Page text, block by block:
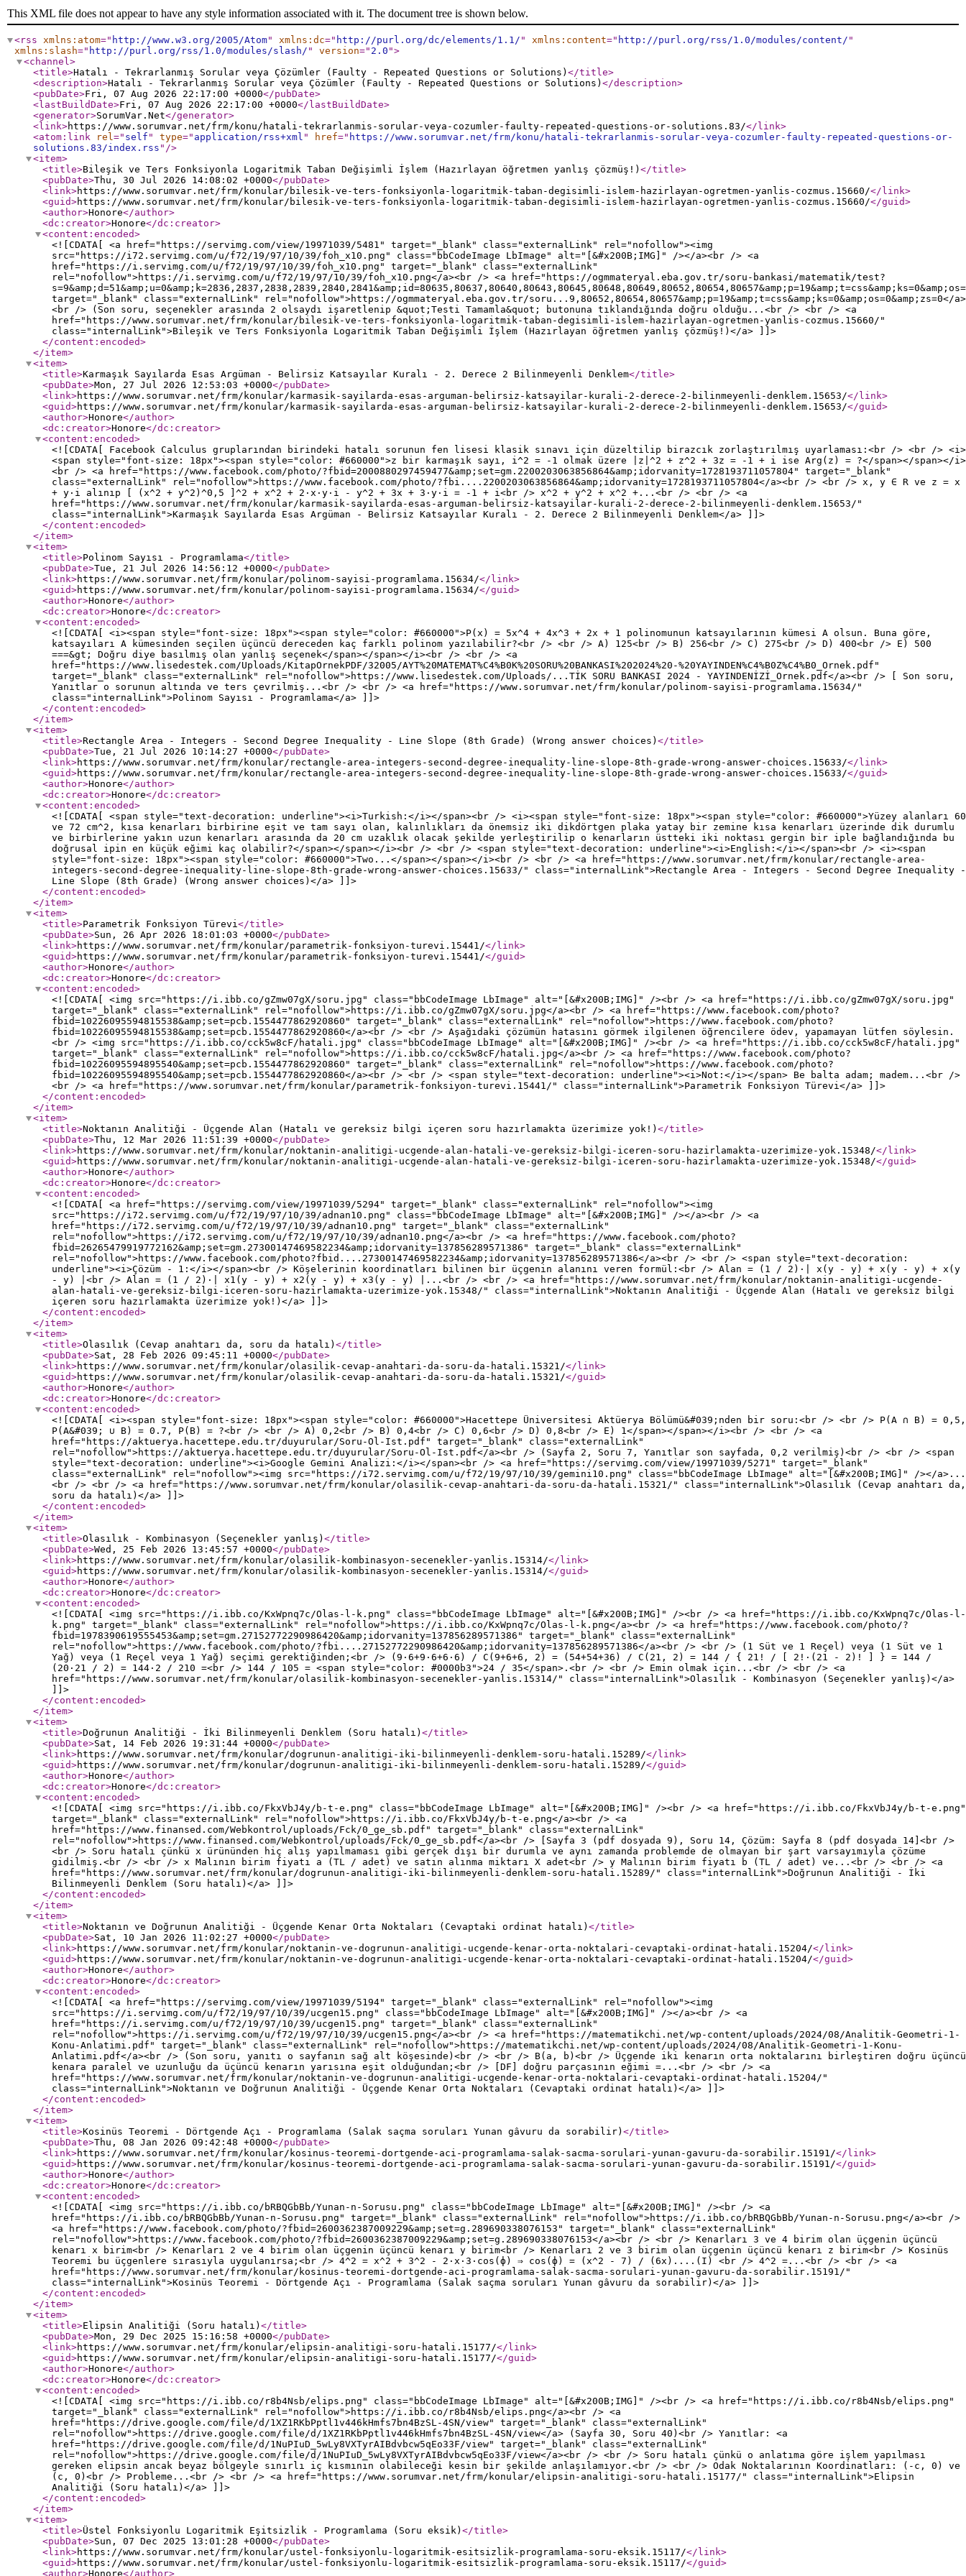
This XML file does not appear to have any style information associated with it. The document tree is shown below.
<rss xmlns:atom=" http://www.w3.org/2005/Atom" xmlns:dc=" http://purl.org/dc/elements/1.1/ " xmlns:content=" http://purl.org/rss/1.0/modules/content/ "
xmlns:slash=" http://purl.org/rss/1.0/modules/slash/ " version=" 2.0 ">
<channel>
<title>Hatalı - Tekrarlanmış Sorular veya Çözümler (Faulty - Repeated Questions or Solutions) </title>
<description>Hatalı - Tekrarlanmış Sorular veya Çözümler (Faulty - Repeated Questions or Solutions) </description>
<pubDate>Fri, 07 Aug 2026 22:17:00 +0000</pubDate>
<lastBuildDate>Fri, 07 Aug 2026 22:17:00 +0000</lastBuildDate>
<generator>SorumVar.Net</generator>
<link>https://www.sorumvar.net/frm/konu/hatali-tekrarlanmis-sorular-veya-cozumler-faulty-repeated-questions-or-solutions.83/</link>
<atom:link
rel=" self " type=" application/rss+xml " href=" https://www.sorumvar.net/frm/konu/hatali-tekrarlanmis-sorular-veya-cozumler-faulty-repeated-questions-or-
solutions.83/index.rss " />
<item>
<title>Bileşik ve Ters Fonksiyonla Logaritmik Taban Değişimli İşlem (Hazırlayan öğretmen yanlış çözmüş!) </title>
<pubDate>Thu, 30 Jul 2026 14:08:02 +0000</pubDate>
<link>https://www.sorumvar.net/frm/konular/bilesik-ve-ters-fonksiyonla-logaritmik-taban-degisimli-islem-hazirlayan-ogretmen-yanlis-cozmus.15660/</link>
<guid>https://www.sorumvar.net/frm/konular/bilesik-ve-ters-fonksiyonla-logaritmik-taban-degisimli-islem-hazirlayan-ogretmen-yanlis-cozmus.15660/</guid>
<author>Honore</author>
<dc:creator>Honore</dc:creator>
<content:encoded>
<![CDATA[ <a href="https://servimg.com/view/19971039/5481" target="_blank" class="externalLink" rel="nofollow"><img
src="https://i72.servimg.com/u/f72/19/97/10/39/foh_x10.png" class="bbCodeImage LbImage" alt="[&#x200B;IMG]" /></a><br /> <a
href="https://i.servimg.com/u/f72/19/97/10/39/foh_x10.png" target="_blank" class="externalLink"
rel="nofollow">https://i.servimg.com/u/f72/19/97/10/39/foh_x10.png</a><br /> <a href="https://ogmmateryal.eba.gov.tr/soru-bankasi/matematik/test?
target="_blank" class="externalLink" rel="nofollow">https://ogmmateryal.eba.gov.tr/soru...9,80652,80654,80657&amp;p=19&amp;t=css&amp;ks=0&amp;os=0&amp;zs=0</a>
<br /> (Son soru, seçenekler arasında 2 olsaydı işaretlenip &quot;Testi Tamamla&quot; butonuna tıklandığında doğru olduğu...<br /> <br /> <a
href="https://www.sorumvar.net/frm/konular/bilesik-ve-ters-fonksiyonla-logaritmik-taban-degisimli-islem-hazirlayan-ogretmen-yanlis-cozmus.15660/"
class="internalLink">Bileşik ve Ters Fonksiyonla Logaritmik Taban Değişimli İşlem (Hazırlayan öğretmen yanlış çözmüş!)</a> ]]>
</content:encoded>
</item>
<item>
<title>Karmaşık Sayılarda Esas Argüman - Belirsiz Katsayılar Kuralı - 2. Derece 2 Bilinmeyenli Denklem</title>
<pubDate>Mon, 27 Jul 2026 12:53:03 +0000</pubDate>
<link>https://www.sorumvar.net/frm/konular/karmasik-sayilarda-esas-arguman-belirsiz-katsayilar-kurali-2-derece-2-bilinmeyenli-denklem.15653/</link>
<guid>https://www.sorumvar.net/frm/konular/karmasik-sayilarda-esas-arguman-belirsiz-katsayilar-kurali-2-derece-2-bilinmeyenli-denklem.15653/</guid>
<author>Honore</author>
<dc:creator>Honore</dc:creator>
<content:encoded>
<![CDATA[ Facebook Calculus gruplarından birindeki hatalı sorunun fen lisesi klasik sınavı için düzeltilip birazcık zorlaştırılmış uyarlaması:<br /> <br /> <i>
<span style="font-size: 18px"><span style="color: #660000">z bir karmaşık sayı, i^2 = -1 olmak üzere |z|^2 + z^2 + 3z = -1 + i ise Arg(z) = ?</span></span></i>
<br /> <a href="https://www.facebook.com/photo/?fbid=2000880297459477&amp;set=gm.2200203063856864&amp;idorvanity=1728193711057804" target="_blank"
class="externalLink" rel="nofollow">https://www.facebook.com/photo/?fbi....2200203063856864&amp;idorvanity=1728193711057804</a><br /> <br /> x, y ∈ R ve z = x
+ y·i alınıp [ (x^2 + y^2)^0,5 ]^2 + x^2 + 2·x·y·i - y^2 + 3x + 3·y·i = -1 + i<br /> x^2 + y^2 + x^2 +...<br /> <br /> <a
href="https://www.sorumvar.net/frm/konular/karmasik-sayilarda-esas-arguman-belirsiz-katsayilar-kurali-2-derece-2-bilinmeyenli-denklem.15653/"
class="internalLink">Karmaşık Sayılarda Esas Argüman - Belirsiz Katsayılar Kuralı - 2. Derece 2 Bilinmeyenli Denklem</a> ]]>
</content:encoded>
</item>
<item>
<title>Polinom Sayısı - Programlama</title>
<pubDate>Tue, 21 Jul 2026 14:56:12 +0000</pubDate>
<link>https://www.sorumvar.net/frm/konular/polinom-sayisi-programlama.15634/</link>
<guid>https://www.sorumvar.net/frm/konular/polinom-sayisi-programlama.15634/</guid>
<author>Honore</author>
<dc:creator>Honore</dc:creator>
<content:encoded>
<![CDATA[ <i><span style="font-size: 18px"><span style="color: #660000">P(x) = 5x^4 + 4x^3 + 2x + 1 polinomunun katsayılarının kümesi A olsun. Buna göre,
katsayıları A kümesinden seçilen üçüncü dereceden kaç farklı polinom yazılabilir?<br /> <br /> A) 125<br /> B) 256<br /> C) 275<br /> D) 400<br /> E) 500
===&gt; Doğru diye basılmış olan yanlış seçenek</span></span></i><br /> <br /> <a
href="https://www.lisedestek.com/Uploads/KitapOrnekPDF/32005/AYT%20MATEMAT%C4%B0K%20SORU%20BANKASI%202024%20-%20YAYINDEN%C4%B0Z%C4%B0_Ornek.pdf"
target="_blank" class="externalLink" rel="nofollow">https://www.lisedestek.com/Uploads/...TİK SORU BANKASI 2024 - YAYINDENİZİ_Ornek.pdf</a><br /> [ Son soru,
Yanıtlar o sorunun altında ve ters çevrilmiş...<br /> <br /> <a href="https://www.sorumvar.net/frm/konular/polinom-sayisi-programlama.15634/"
class="internalLink">Polinom Sayısı - Programlama</a> ]]>
</content:encoded>
</item>
<item>
<title>Rectangle Area - Integers - Second Degree Inequality - Line Slope (8th Grade) (Wrong answer choices) </title>
<pubDate>Tue, 21 Jul 2026 10:14:27 +0000</pubDate>
<link>https://www.sorumvar.net/frm/konular/rectangle-area-integers-second-degree-inequality-line-slope-8th-grade-wrong-answer-choices.15633/</link>
<guid>https://www.sorumvar.net/frm/konular/rectangle-area-integers-second-degree-inequality-line-slope-8th-grade-wrong-answer-choices.15633/</guid>
<author>Honore</author>
<dc:creator>Honore</dc:creator>
<content:encoded>
<![CDATA[ <span style="text-decoration: underline"><i>Turkish:</i></span><br /> <i><span style="font-size: 18px"><span style="color: #660000">Yüzey alanları 60
ve 72 cm^2, kısa kenarları birbirine eşit ve tam sayı olan, kalınlıkları da önemsiz iki dikdörtgen plaka yatay bir zemine kısa kenarları üzerinde dik durumlu
ve birbirlerine yakın uzun kenarları arasında da 20 cm uzaklık olacak şekilde yerleştirilip o kenarların üstteki iki noktası gergin bir iple bağlandığında bu
doğrusal ipin en küçük eğimi kaç olabilir?</span></span></i><br /> <br /> <span style="text-decoration: underline"><i>English:</i></span><br /> <i><span
style="font-size: 18px"><span style="color: #660000">Two...</span></span></i><br /> <br /> <a href="https://www.sorumvar.net/frm/konular/rectangle-area-
integers-second-degree-inequality-line-slope-8th-grade-wrong-answer-choices.15633/" class="internalLink">Rectangle Area - Integers - Second Degree Inequality -
Line Slope (8th Grade) (Wrong answer choices)</a> ]]>
</content:encoded>
</item>
<item>
<title>Parametrik Fonksiyon Türevi</title>
<pubDate>Sun, 26 Apr 2026 18:01:03 +0000</pubDate>
<link>https://www.sorumvar.net/frm/konular/parametrik-fonksiyon-turevi.15441/</link>
<guid>https://www.sorumvar.net/frm/konular/parametrik-fonksiyon-turevi.15441/</guid>
<author>Honore</author>
<dc:creator>Honore</dc:creator>
<content:encoded>
<![CDATA[ <img src="https://i.ibb.co/gZmw07gX/soru.jpg" class="bbCodeImage LbImage" alt="[&#x200B;IMG]" /><br /> <a href="https://i.ibb.co/gZmw07gX/soru.jpg"
target="_blank" class="externalLink" rel="nofollow">https://i.ibb.co/gZmw07gX/soru.jpg</a><br /> <a href="https://www.facebook.com/photo?
fbid=10226095594815538&amp;set=pcb.1554477862920860" target="_blank" class="externalLink" rel="nofollow">https://www.facebook.com/photo?
fbid=10226095594815538&amp;set=pcb.1554477862920860</a><br /> <br /> Aşağıdaki çözümün hatasını görmek ilgilenen öğrencilere ödev, yapamayan lütfen söylesin.
<br /> <img src="https://i.ibb.co/cck5w8cF/hatali.jpg" class="bbCodeImage LbImage" alt="[&#x200B;IMG]" /><br /> <a href="https://i.ibb.co/cck5w8cF/hatali.jpg"
target="_blank" class="externalLink" rel="nofollow">https://i.ibb.co/cck5w8cF/hatali.jpg</a><br /> <a href="https://www.facebook.com/photo?
fbid=10226095594895540&amp;set=pcb.1554477862920860" target="_blank" class="externalLink" rel="nofollow">https://www.facebook.com/photo?
fbid=10226095594895540&amp;set=pcb.1554477862920860</a><br /> <br /> <span style="text-decoration: underline"><i>Not:</i></span> Be balta adam; madem...<br />
<br /> <a href="https://www.sorumvar.net/frm/konular/parametrik-fonksiyon-turevi.15441/" class="internalLink">Parametrik Fonksiyon Türevi</a> ]]>
</content:encoded>
</item>
<item>
<title>Noktanın Analitiği - Üçgende Alan (Hatalı ve gereksiz bilgi içeren soru hazırlamakta üzerimize yok!) </title>
<pubDate>Thu, 12 Mar 2026 11:51:39 +0000</pubDate>
<link>https://www.sorumvar.net/frm/konular/noktanin-analitigi-ucgende-alan-hatali-ve-gereksiz-bilgi-iceren-soru-hazirlamakta-uzerimize-yok.15348/</link>
<guid>https://www.sorumvar.net/frm/konular/noktanin-analitigi-ucgende-alan-hatali-ve-gereksiz-bilgi-iceren-soru-hazirlamakta-uzerimize-yok.15348/</guid>
<author>Honore</author>
<dc:creator>Honore</dc:creator>
<content:encoded>
<![CDATA[ <a href="https://servimg.com/view/19971039/5294" target="_blank" class="externalLink" rel="nofollow"><img
src="https://i72.servimg.com/u/f72/19/97/10/39/adnan10.png" class="bbCodeImage LbImage" alt="[&#x200B;IMG]" /></a><br /> <a
href="https://i72.servimg.com/u/f72/19/97/10/39/adnan10.png" target="_blank" class="externalLink"
rel="nofollow">https://i72.servimg.com/u/f72/19/97/10/39/adnan10.png</a><br /> <a href="https://www.facebook.com/photo?
fbid=26265479919772162&amp;set=gm.27300147469582234&amp;idorvanity=137856289571386" target="_blank" class="externalLink"
rel="nofollow">https://www.facebook.com/photo?fbid....27300147469582234&amp;idorvanity=137856289571386</a><br /> <br /> <span style="text-decoration:
underline"><i>Çözüm - 1:</i></span><br /> Köşelerinin koordinatları bilinen bir üçgenin alanını veren formül:<br /> Alan = (1 / 2)·| x(y - y) + x(y - y) + x(y
- y) |<br /> Alan = (1 / 2)·| x1(y - y) + x2(y - y) + x3(y - y) |...<br /> <br /> <a href="https://www.sorumvar.net/frm/konular/noktanin-analitigi-ucgende-
alan-hatali-ve-gereksiz-bilgi-iceren-soru-hazirlamakta-uzerimize-yok.15348/" class="internalLink">Noktanın Analitiği - Üçgende Alan (Hatalı ve gereksiz bilgi
içeren soru hazırlamakta üzerimize yok!)</a> ]]>
</content:encoded>
</item>
<item>
<title>Olasılık (Cevap anahtarı da, soru da hatalı) </title>
<pubDate>Sat, 28 Feb 2026 09:45:11 +0000</pubDate>
<link>https://www.sorumvar.net/frm/konular/olasilik-cevap-anahtari-da-soru-da-hatali.15321/</link>
<guid>https://www.sorumvar.net/frm/konular/olasilik-cevap-anahtari-da-soru-da-hatali.15321/</guid>
<author>Honore</author>
<dc:creator>Honore</dc:creator>
<content:encoded>
<![CDATA[ <i><span style="font-size: 18px"><span style="color: #660000">Hacettepe Üniversitesi Aktüerya Bölümü&#039;nden bir soru:<br /> <br /> P(A ∩ B) = 0,5,
P(A&#039; ∪ B) = 0.7, P(B) = ?<br /> <br /> A) 0,2<br /> B) 0,4<br /> C) 0,6<br /> D) 0,8<br /> E) 1</span></span></i><br /> <br /> <a
href="https://aktuerya.hacettepe.edu.tr/duyurular/Soru-Ol-Ist.pdf" target="_blank" class="externalLink"
rel="nofollow">https://aktuerya.hacettepe.edu.tr/duyurular/Soru-Ol-Ist.pdf</a><br /> (Sayfa 2, Soru 7, Yanıtlar son sayfada, 0,2 verilmiş)<br /> <br /> <span
style="text-decoration: underline"><i>Google Gemini Analizi:</i></span><br /> <a href="https://servimg.com/view/19971039/5271" target="_blank"
class="externalLink" rel="nofollow"><img src="https://i72.servimg.com/u/f72/19/97/10/39/gemini10.png" class="bbCodeImage LbImage" alt="[&#x200B;IMG]" /></a>...
<br /> <br /> <a href="https://www.sorumvar.net/frm/konular/olasilik-cevap-anahtari-da-soru-da-hatali.15321/" class="internalLink">Olasılık (Cevap anahtarı da,
soru da hatalı)</a> ]]>
</content:encoded>
</item>
<item>
<title>Olasılık - Kombinasyon (Seçenekler yanlış) </title>
<pubDate>Wed, 25 Feb 2026 13:45:57 +0000</pubDate>
<link>https://www.sorumvar.net/frm/konular/olasilik-kombinasyon-secenekler-yanlis.15314/</link>
<guid>https://www.sorumvar.net/frm/konular/olasilik-kombinasyon-secenekler-yanlis.15314/</guid>
<author>Honore</author>
<dc:creator>Honore</dc:creator>
<content:encoded>
<![CDATA[ <img src="https://i.ibb.co/KxWpnq7c/Olas-l-k.png" class="bbCodeImage LbImage" alt="[&#x200B;IMG]" /><br /> <a href="https://i.ibb.co/KxWpnq7c/Olas-l-
k.png" target="_blank" class="externalLink" rel="nofollow">https://i.ibb.co/KxWpnq7c/Olas-l-k.png</a><br /> <a href="https://www.facebook.com/photo/?
fbid=1978390619555453&amp;set=gm.27152772290986420&amp;idorvanity=137856289571386" target="_blank" class="externalLink"
rel="nofollow">https://www.facebook.com/photo/?fbi....27152772290986420&amp;idorvanity=137856289571386</a><br /> <br /> (1 Süt ve 1 Reçel) veya (1 Süt ve 1
Yağ) veya (1 Reçel veya 1 Yağ) seçimi gerektiğinden;<br /> (9·6+9·6+6·6) / C(9+6+6, 2) = (54+54+36) / C(21, 2) = 144 / { 21! / [ 2!·(21 - 2)! ] } = 144 /
(20·21 / 2) = 144·2 / 210 =<br /> 144 / 105 = <span style="color: #0000b3">24 / 35</span>.<br /> <br /> Emin olmak için...<br /> <br /> <a
href="https://www.sorumvar.net/frm/konular/olasilik-kombinasyon-secenekler-yanlis.15314/" class="internalLink">Olasılık - Kombinasyon (Seçenekler yanlış)</a>
]]>
</content:encoded>
</item>
<item>
<title>Doğrunun Analitiği - İki Bilinmeyenli Denklem (Soru hatalı) </title>
<pubDate>Sat, 14 Feb 2026 19:31:44 +0000</pubDate>
<link>https://www.sorumvar.net/frm/konular/dogrunun-analitigi-iki-bilinmeyenli-denklem-soru-hatali.15289/</link>
<guid>https://www.sorumvar.net/frm/konular/dogrunun-analitigi-iki-bilinmeyenli-denklem-soru-hatali.15289/</guid>
<author>Honore</author>
<dc:creator>Honore</dc:creator>
<content:encoded>
<![CDATA[ <img src="https://i.ibb.co/FkxVbJ4y/b-t-e.png" class="bbCodeImage LbImage" alt="[&#x200B;IMG]" /><br /> <a href="https://i.ibb.co/FkxVbJ4y/b-t-e.png"
target="_blank" class="externalLink" rel="nofollow">https://i.ibb.co/FkxVbJ4y/b-t-e.png</a><br /> <a
href="https://www.finansed.com/Webkontrol/uploads/Fck/0_ge_sb.pdf" target="_blank" class="externalLink"
rel="nofollow">https://www.finansed.com/Webkontrol/uploads/Fck/0_ge_sb.pdf</a><br /> [Sayfa 3 (pdf dosyada 9), Soru 14, Çözüm: Sayfa 8 (pdf dosyada 14]<br />
<br /> Soru hatalı çünkü x ürününden hiç alış yapılmaması gibi gerçek dışı bir durumla ve aynı zamanda problemde de olmayan bir şart varsayımıyla çözüme
gidilmiş.<br /> <br /> x Malının birim fiyatı a (TL / adet) ve satın alınma miktarı X adet<br /> y Malının birim fiyatı b (TL / adet) ve...<br /> <br /> <a
href="https://www.sorumvar.net/frm/konular/dogrunun-analitigi-iki-bilinmeyenli-denklem-soru-hatali.15289/" class="internalLink">Doğrunun Analitiği - İki
Bilinmeyenli Denklem (Soru hatalı)</a> ]]>
</content:encoded>
</item>
<item>
<title>Noktanın ve Doğrunun Analitiği - Üçgende Kenar Orta Noktaları (Cevaptaki ordinat hatalı) </title>
<pubDate>Sat, 10 Jan 2026 11:02:27 +0000</pubDate>
<link>https://www.sorumvar.net/frm/konular/noktanin-ve-dogrunun-analitigi-ucgende-kenar-orta-noktalari-cevaptaki-ordinat-hatali.15204/</link>
<guid>https://www.sorumvar.net/frm/konular/noktanin-ve-dogrunun-analitigi-ucgende-kenar-orta-noktalari-cevaptaki-ordinat-hatali.15204/</guid>
<author>Honore</author>
<dc:creator>Honore</dc:creator>
<content:encoded>
<![CDATA[ <a href="https://servimg.com/view/19971039/5194" target="_blank" class="externalLink" rel="nofollow"><img
src="https://i.servimg.com/u/f72/19/97/10/39/ucgen15.png" class="bbCodeImage LbImage" alt="[&#x200B;IMG]" /></a><br /> <a
href="https://i.servimg.com/u/f72/19/97/10/39/ucgen15.png" target="_blank" class="externalLink"
rel="nofollow">https://i.servimg.com/u/f72/19/97/10/39/ucgen15.png</a><br /> <a href="https://matematikchi.net/wp-content/uploads/2024/08/Analitik-Geometri-1-
Konu-Anlatimi.pdf" target="_blank" class="externalLink" rel="nofollow">https://matematikchi.net/wp-content/uploads/2024/08/Analitik-Geometri-1-Konu-
Anlatimi.pdf</a><br /> (Son soru, yanıtı o sayfanın sağ alt köşesinde)<br /> <br /> B(a, b)<br /> Üçgende iki kenarın orta noktalarını birleştiren doğru üçüncü
kenara paralel ve uzunluğu da üçüncü kenarın yarısına eşit olduğundan;<br /> [DF] doğru parçasının eğimi =...<br /> <br /> <a
href="https://www.sorumvar.net/frm/konular/noktanin-ve-dogrunun-analitigi-ucgende-kenar-orta-noktalari-cevaptaki-ordinat-hatali.15204/"
class="internalLink">Noktanın ve Doğrunun Analitiği - Üçgende Kenar Orta Noktaları (Cevaptaki ordinat hatalı)</a> ]]>
</content:encoded>
</item>
<item>
<title>Kosinüs Teoremi - Dörtgende Açı - Programlama (Salak saçma soruları Yunan gâvuru da sorabilir) </title>
<pubDate>Thu, 08 Jan 2026 09:42:48 +0000</pubDate>
<link>https://www.sorumvar.net/frm/konular/kosinus-teoremi-dortgende-aci-programlama-salak-sacma-sorulari-yunan-gavuru-da-sorabilir.15191/</link>
<guid>https://www.sorumvar.net/frm/konular/kosinus-teoremi-dortgende-aci-programlama-salak-sacma-sorulari-yunan-gavuru-da-sorabilir.15191/</guid>
<author>Honore</author>
<dc:creator>Honore</dc:creator>
<content:encoded>
<![CDATA[ <img src="https://i.ibb.co/bRBQGbBb/Yunan-n-Sorusu.png" class="bbCodeImage LbImage" alt="[&#x200B;IMG]" /><br /> <a
href="https://i.ibb.co/bRBQGbBb/Yunan-n-Sorusu.png" target="_blank" class="externalLink" rel="nofollow">https://i.ibb.co/bRBQGbBb/Yunan-n-Sorusu.png</a><br />
<a href="https://www.facebook.com/photo/?fbid=2600362387009229&amp;set=g.289690338076153" target="_blank" class="externalLink"
rel="nofollow">https://www.facebook.com/photo/?fbid=2600362387009229&amp;set=g.289690338076153</a><br /> <br /> Kenarları 3 ve 4 birim olan üçgenin üçüncü
kenarı x birim<br /> Kenarları 2 ve 4 birim olan üçgenin üçüncü kenarı y birim<br /> Kenarları 2 ve 3 birim olan üçgenin üçüncü kenarı z birim<br /> Kosinüs
Teoremi bu üçgenlere sırasıyla uygulanırsa;<br /> 4^2 = x^2 + 3^2 - 2·x·3·cos(ф) ⇒ cos(ф) = (x^2 - 7) / (6x)....(I) <br /> 4^2 =...<br /> <br /> <a
href="https://www.sorumvar.net/frm/konular/kosinus-teoremi-dortgende-aci-programlama-salak-sacma-sorulari-yunan-gavuru-da-sorabilir.15191/"
class="internalLink">Kosinüs Teoremi - Dörtgende Açı - Programlama (Salak saçma soruları Yunan gâvuru da sorabilir)</a> ]]>
</content:encoded>
</item>
<item>
<title>Elipsin Analitiği (Soru hatalı) </title>
<pubDate>Mon, 29 Dec 2025 15:16:58 +0000</pubDate>
<link>https://www.sorumvar.net/frm/konular/elipsin-analitigi-soru-hatali.15177/</link>
<guid>https://www.sorumvar.net/frm/konular/elipsin-analitigi-soru-hatali.15177/</guid>
<author>Honore</author>
<dc:creator>Honore</dc:creator>
<content:encoded>
<![CDATA[ <img src="https://i.ibb.co/r8b4Nsb/elips.png" class="bbCodeImage LbImage" alt="[&#x200B;IMG]" /><br /> <a href="https://i.ibb.co/r8b4Nsb/elips.png"
target="_blank" class="externalLink" rel="nofollow">https://i.ibb.co/r8b4Nsb/elips.png</a><br /> <a
href="https://drive.google.com/file/d/1XZ1RKbPptl1v446kHmfs7bn4BzSL-4SN/view" target="_blank" class="externalLink"
rel="nofollow">https://drive.google.com/file/d/1XZ1RKbPptl1v446kHmfs7bn4BzSL-4SN/view</a> (Sayfa 30, Soru 40)<br /> Yanıtlar: <a
href="https://drive.google.com/file/d/1NuPIuD_5wLy8VXTyrAIBdvbcw5qEo33F/view" target="_blank" class="externalLink"
rel="nofollow">https://drive.google.com/file/d/1NuPIuD_5wLy8VXTyrAIBdvbcw5qEo33F/view</a><br /> <br /> Soru hatalı çünkü o anlatıma göre işlem yapılması
gereken elipsin ancak beyaz bölgeyle sınırlı iç kısmının olabileceği kesin bir şekilde anlaşılamıyor.<br /> <br /> Odak Noktalarının Koordinatları: (-c, 0) ve
(c, 0)<br /> Probleme...<br /> <br /> <a href="https://www.sorumvar.net/frm/konular/elipsin-analitigi-soru-hatali.15177/" class="internalLink">Elipsin
Analitiği (Soru hatalı)</a> ]]>
</content:encoded>
</item>
<item>
<title>Üstel Fonksiyonlu Logaritmik Eşitsizlik - Programlama (Soru eksik) </title>
<pubDate>Sun, 07 Dec 2025 13:01:28 +0000</pubDate>
<link>https://www.sorumvar.net/frm/konular/ustel-fonksiyonlu-logaritmik-esitsizlik-programlama-soru-eksik.15117/</link>
<guid>https://www.sorumvar.net/frm/konular/ustel-fonksiyonlu-logaritmik-esitsizlik-programlama-soru-eksik.15117/</guid>
<author>Honore</author>